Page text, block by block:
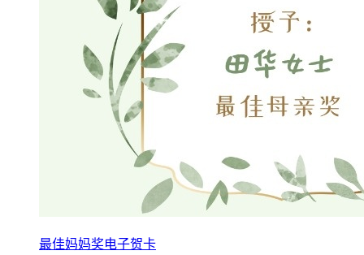
最佳妈妈奖电子贺卡